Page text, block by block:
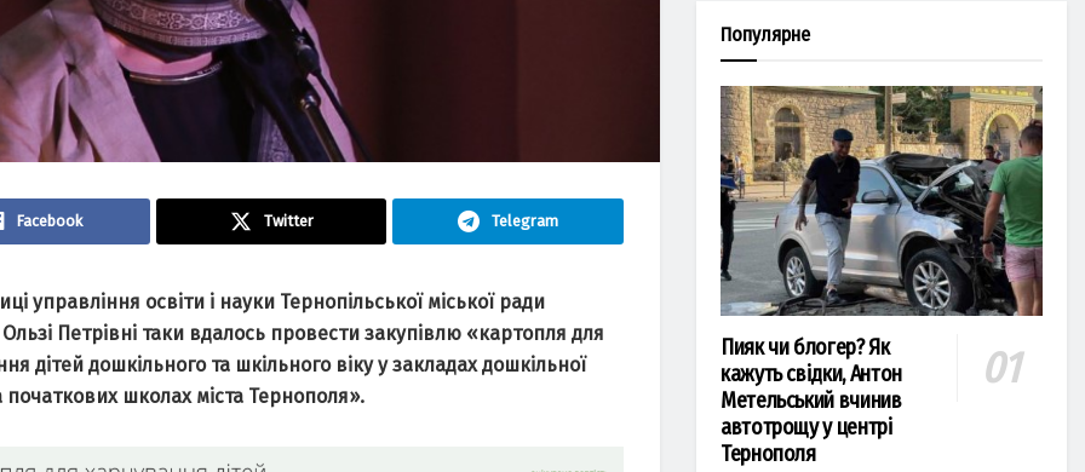
Facebook Twitter Telegram
управління освіти і науки Тернопільської міської ради
Петрівні таки вдалось провести закупівлю «картопля для
дітей дошкільного та шкільного віку у закладах дошкільної
початкових школах міста Тернополя».
Популярне
Пияк чи блогер? Як
кажуть свідки, Антон
Метельський вчинив
автотрощу у центрі
Тернополя